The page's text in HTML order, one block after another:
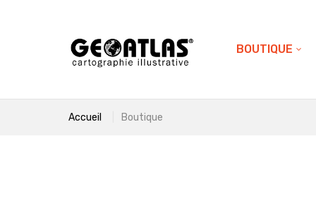
BOUTIQUE
Accueil Boutique